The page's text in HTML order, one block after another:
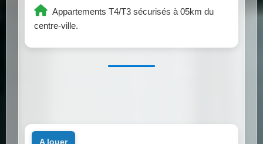
Appartements T4/T3 sécurisés à 05km du
centre-ville.
a louer